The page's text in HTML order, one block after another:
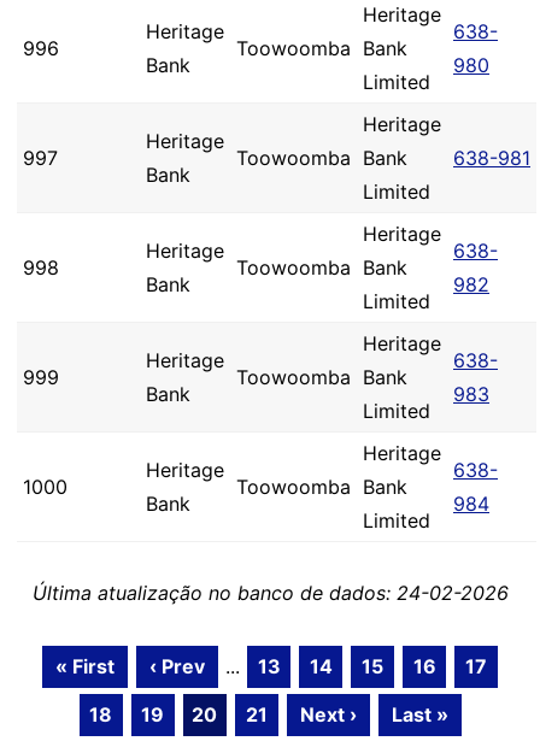
996
Heritage
Bank
Toowoomba
Heritage
Bank
Limited
638-
980
997
Heritage
Bank
Toowoomba
Heritage
Bank
Limited
638-981
998
Heritage
Bank
Toowoomba
Heritage
Bank
Limited
638-
982
999
Heritage
Bank
Toowoomba
Heritage
Bank
Limited
638-
983
1000
Heritage
Bank
Toowoomba
Heritage
Bank
Limited
638-
984
Última atualização no banco de dados: 24-02-2026
« First ‹ Prev ... 13 14 15 16
17
18
19 20 21 Next › Last »